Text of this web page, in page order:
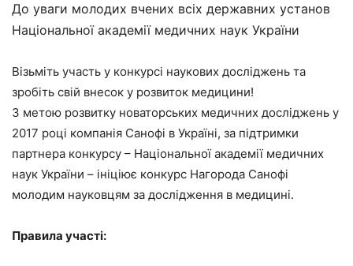
До уваги молодих вчених всіх державних установ
Національної академії медичних наук України
Візьміть участь у конкурсі наукових досліджень та
зробіть свій внесок у розвиток медицини!
З метою розвитку новаторських медичних досліджень у
2017 році компанія Санофі в Україні, за підтримки
партнера конкурсу – Національної академії медичних
наук України – ініціює конкурс Нагорода Санофі
молодим науковцям за дослідження в медицині.
Правила участі: